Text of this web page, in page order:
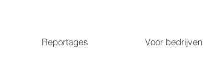
Reportages Voor bedrijven